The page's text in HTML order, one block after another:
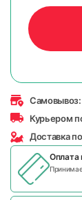
Курьером
Доставка
Оплата